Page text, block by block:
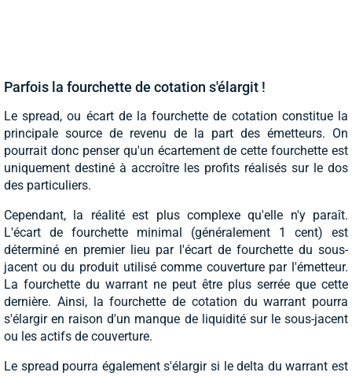
Parfois la fourchette de cotation s'élargit !
Le spread, ou écart de la fourchette de cotation constitue la
principale source de revenu de la part des émetteurs. On
pourrait donc penser qu'un écartement de cette fourchette est
uniquement destiné à accroître les profits réalisés sur le dos
des particuliers.
Cependant, la réalité est plus complexe qu'elle n'y paraît.
L'écart de fourchette minimal (généralement 1 cent) est
déterminé en premier lieu par l'écart de fourchette du sous-
jacent ou du produit utilisé comme couverture par l'émetteur.
La fourchette du warrant ne peut être plus serrée que cette
dernière. Ainsi, la fourchette de cotation du warrant pourra
s'élargir en raison d'un manque de liquidité sur le sous-jacent
ou les actifs de couverture.
Le spread pourra également s'élargir si le delta du warrant est